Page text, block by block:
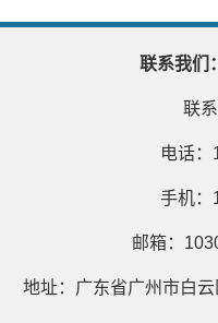
联系我们：
联
电话：
手机：
邮箱：
地址：广东省广州市白